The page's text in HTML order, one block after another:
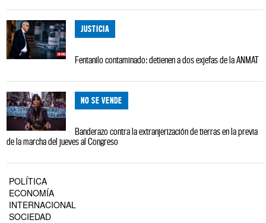
JUSTICIA
Fentanilo contaminado: detienen a dos exjefas de la ANMAT
NO SE VENDE
Banderazo contra la extranjerización de tierras en la previa
de la marcha del jueves al Congreso
POLÍTICA
ECONOMÍA
INTERNACIONAL
SOCIEDAD